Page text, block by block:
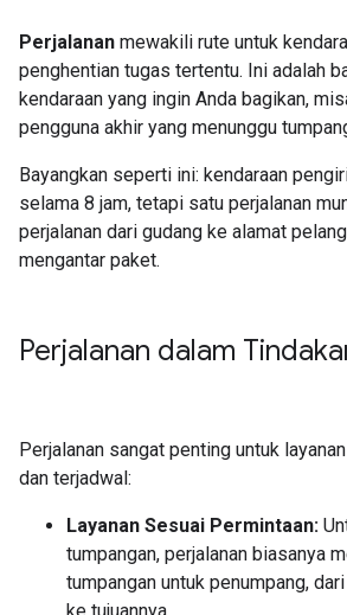
Perjalanan mewakili rute untuk
penghentian tugas tertentu. Ini adalah
kendaraan yang ingin Anda bagikan,
pengguna akhir yang menunggu
Bayangkan seperti ini: kendaraan
selama 8 jam, tetapi satu perjalanan
perjalanan dari gudang ke alamat
mengantar paket.
Perjalanan dalam
Perjalanan sangat penting untuk
dan terjadwal:
Layanan Sesuai Permintaan:
tumpangan, perjalanan biasanya
tumpangan untuk penumpang,